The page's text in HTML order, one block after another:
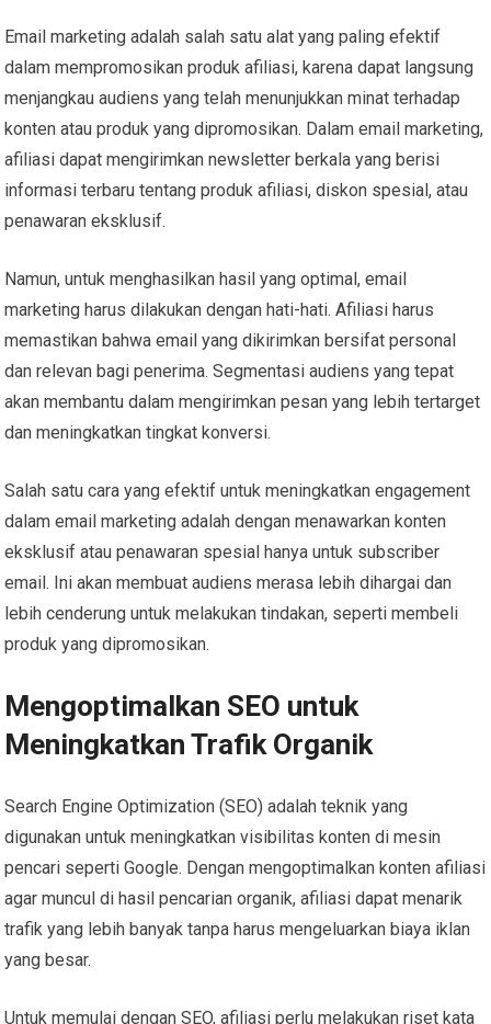
Email marketing adalah salah satu alat yang paling efektif
dalam mempromosikan produk afiliasi, karena dapat langsung
menjangkau audiens yang telah menunjukkan minat terhadap
konten atau produk yang dipromosikan. Dalam email marketing,
afiliasi dapat mengirimkan newsletter berkala yang berisi
informasi terbaru tentang produk afiliasi, diskon spesial, atau
penawaran eksklusif.
Namun, untuk menghasilkan hasil yang optimal, email
marketing harus dilakukan dengan hati-hati. Afiliasi harus
memastikan bahwa email yang dikirimkan bersifat personal
dan relevan bagi penerima. Segmentasi audiens yang tepat
akan membantu dalam mengirimkan pesan yang lebih tertarget
dan meningkatkan tingkat konversi.
Salah satu cara yang efektif untuk meningkatkan engagement
dalam email marketing adalah dengan menawarkan konten
eksklusif atau penawaran spesial hanya untuk subscriber
email. Ini akan membuat audiens merasa lebih dihargai dan
lebih cenderung untuk melakukan tindakan, seperti membeli
produk yang dipromosikan.
Mengoptimalkan SEO untuk
Meningkatkan Trafik Organik
Search Engine Optimization (SEO) adalah teknik yang
digunakan untuk meningkatkan visibilitas konten di mesin
pencari seperti Google. Dengan mengoptimalkan konten afiliasi
agar muncul di hasil pencarian organik, afiliasi dapat menarik
trafik yang lebih banyak tanpa harus mengeluarkan biaya iklan
yang besar.
Untuk memulai dengan SEO, afiliasi perlu melakukan riset kata